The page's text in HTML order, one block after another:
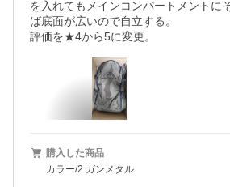
を入れてもメインコンパートメントに
ば底面が広いので自立する。
評価を★4から5に変更。
購入した商品
カラー/2.ガンメタル